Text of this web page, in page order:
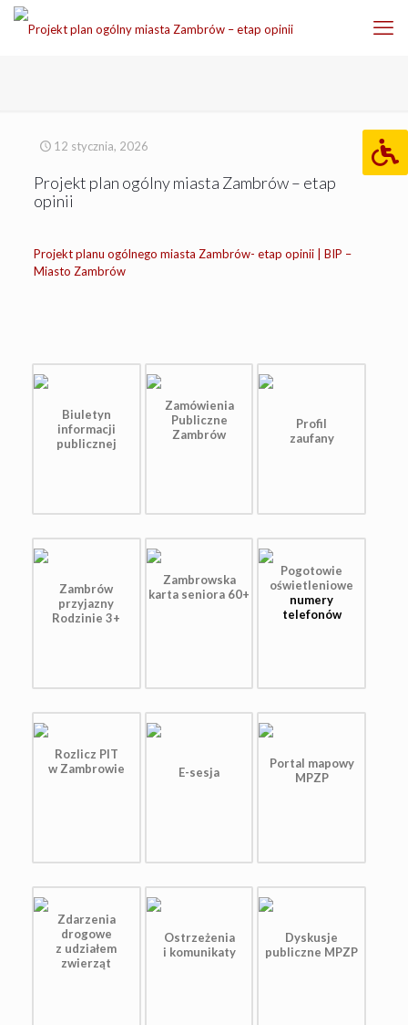
12 stycznia, 2026
Projekt plan ogólny miasta Zambrów – etap
opinii
Projekt planu ogólnego miasta Zambrów- etap opinii | BIP –
Miasto Zambrów
Biuletyn
informacji
publicznej
Zamówienia
Publiczne
Zambrów
Profil
zaufany
Zambrów
przyjazny
Rodzinie 3+
Zambrowska
karta seniora 60+
Pogotowie
oświetleniowe
numery
telefonów
Rozlicz PIT
w Zambrowie
E-sesja
Portal mapowy
MPZP
Zdarzenia
drogowe
z udziałem
zwierząt
Ostrzeżenia
i komunikaty
Dyskusje
publiczne MPZP